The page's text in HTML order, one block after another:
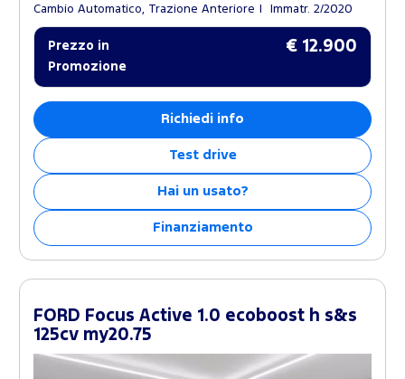
Cambio Automatico, Trazione Anteriore
Immatr. 2/2020
Prezzo in
Promozione
€ 12.900
Richiedi info
Test drive
Hai un usato?
Finanziamento
FORD Focus Active 1.0 ecoboost h s&s
125cv my20.75